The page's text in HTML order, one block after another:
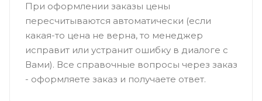
При оформлении заказы цены
пересчитываются автоматически (если
какая-то цена не верна, то менеджер
исправит или устранит ошибку в диалоге с
Вами). Все справочные вопросы через заказ
- оформляете заказ и получаете ответ.